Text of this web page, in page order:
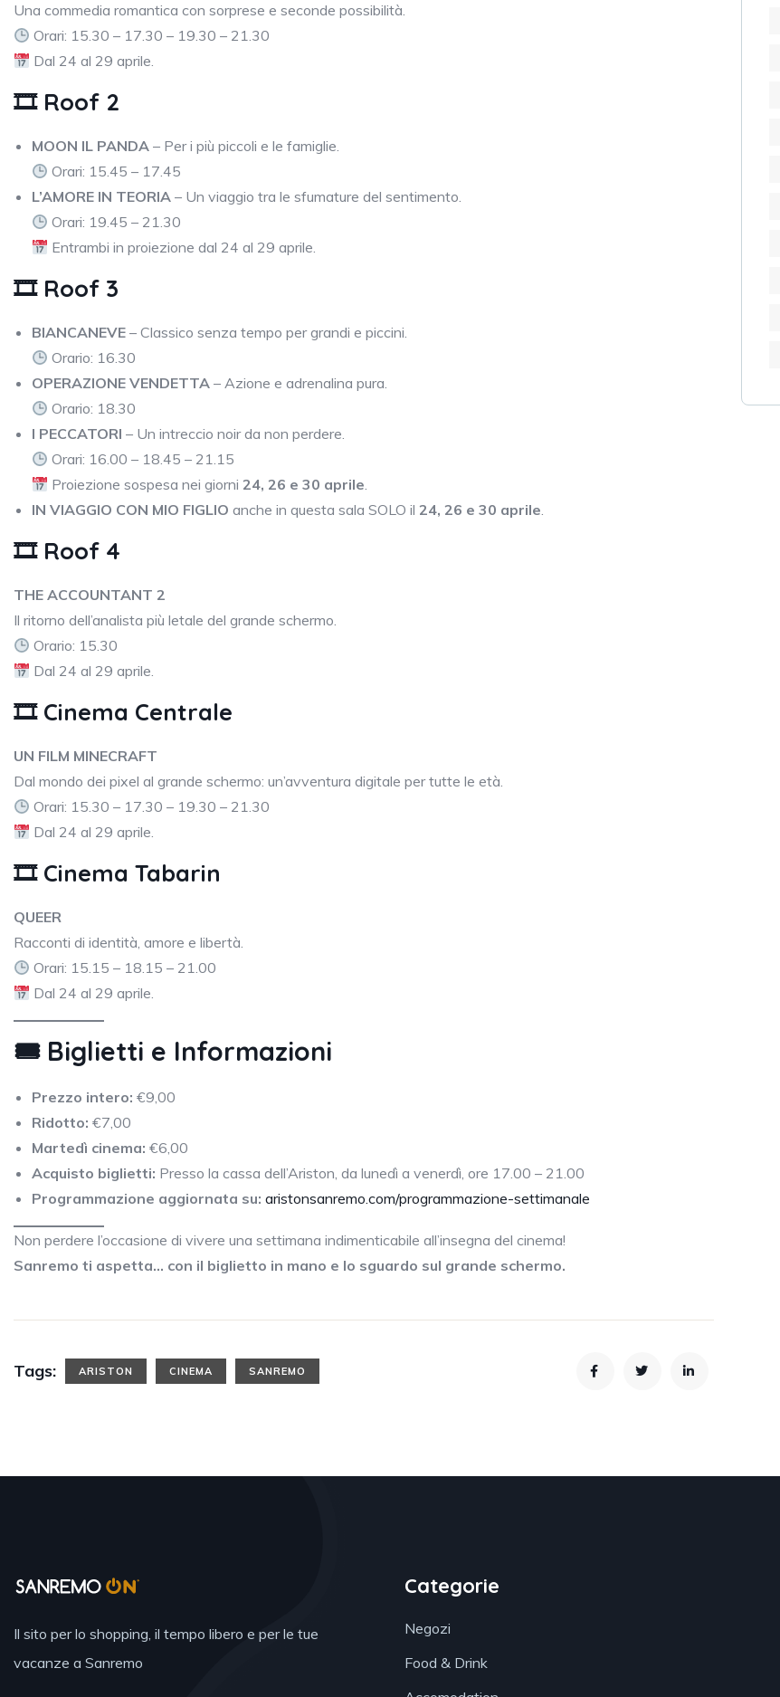
Una commedia romantica con sorprese e seconde possibilità.
Orari: 15.30 – 17.30 – 19.30 – 21.30
Dal 24 al 29 aprile.
🎞 Roof 2
MOON IL PANDA – Per i più piccoli e le famiglie.
Orari: 15.45 – 17.45
L’AMORE IN TEORIA – Un viaggio tra le sfumature del sentimento.
Orari: 19.45 – 21.30
Entrambi in proiezione dal 24 al 29 aprile.
🎞 Roof 3
BIANCANEVE – Classico senza tempo per grandi e piccini.
Orario: 16.30
OPERAZIONE VENDETTA – Azione e adrenalina pura.
Orario: 18.30
I PECCATORI – Un intreccio noir da non perdere.
Orari: 16.00 – 18.45 – 21.15
Proiezione sospesa nei giorni24, 26 e 30 aprile.
IN VIAGGIO CON MIO FIGLIO anche in questa sala SOLO il 24, 26 e 30 aprile.
🎞 Roof 4
THE ACCOUNTANT 2
Il ritorno dell’analista più letale del grande schermo.
Orario: 15.30
Dal 24 al 29 aprile.
🎞 Cinema Centrale
UN FILM MINECRAFT
Dal mondo dei pixel al grande schermo: un’avventura digitale per tutte le età.
Orari: 15.30 – 17.30 – 19.30 – 21.30
Dal 24 al 29 aprile.
🎞 Cinema Tabarin
QUEER
Racconti di identità, amore e libertà.
Orari: 15.15 – 18.15 – 21.00
Dal 24 al 29 aprile.
🎟 Biglietti e Informazioni
Prezzo intero: €9,00
Ridotto: €7,00
Martedì cinema: €6,00
Acquisto biglietti: Presso la cassa dell’Ariston, da lunedì a venerdì, ore 17.00 – 21.00
Programmazione aggiornata su: aristonsanremo.com/programmazione-settimanale
Non perdere l’occasione di vivere una settimana indimenticabile all’insegna del cinema!
Sanremo ti aspetta… con il biglietto in mano e lo sguardo sul grande schermo.
Tags: ARISTON CINEMA SANREMO
Il sito per lo shopping, il tempo libero e per le tue
vacanze a Sanremo
Categorie
Negozi
Food & Drink